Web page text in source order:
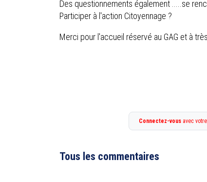
Des questionnements également .....se
Participer à l'action Citoyennage ?
Merci pour l'accueil réservé au GAG et à
Connectez-vousavec
Tous les commentaires